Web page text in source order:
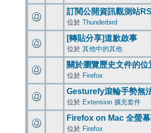
訂閱公開資訊觀測站
位於 Thunderbird
[轉貼分享]道歉啟事
位於 其他中的其他
關於瀏覽歷史文件的位
位於 Firefox
Gesturefy滾輪手勢無
位於 Extension 擴充套件
Firefox on Mac 全螢
位於 Firefox